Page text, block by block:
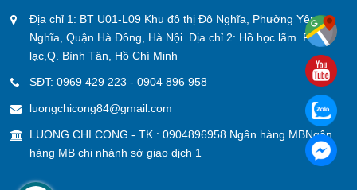
Địa chỉ 1: BT U01-L09 Khu đô thị Đô Nghĩa, Phường Yên
Nghĩa, Quận Hà Đông, Hà Nội. Địa chỉ 2: Hồ học lãm. P. An
lạc,Q. Bình Tân, Hồ Chí Minh
SĐT: 0969 429 223 - 0904 896 958
luongchicong84@gmail.com
LUONG CHI CONG - TK : 0904896958 Ngân hàng MBNgân
hàng MB chi nhánh sở giao dịch 1